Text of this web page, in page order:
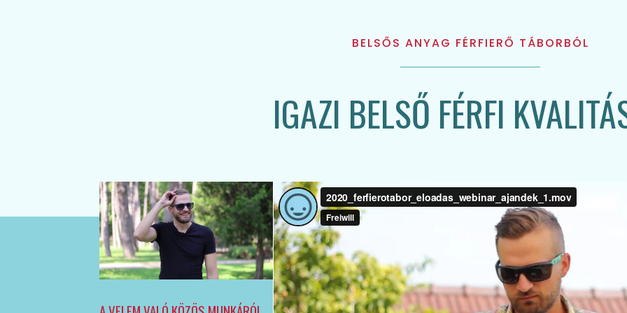
BELSŐS ANYAG FÉRFIERŐ TÁBORBÓL
IGAZI BELSŐ FÉRFI